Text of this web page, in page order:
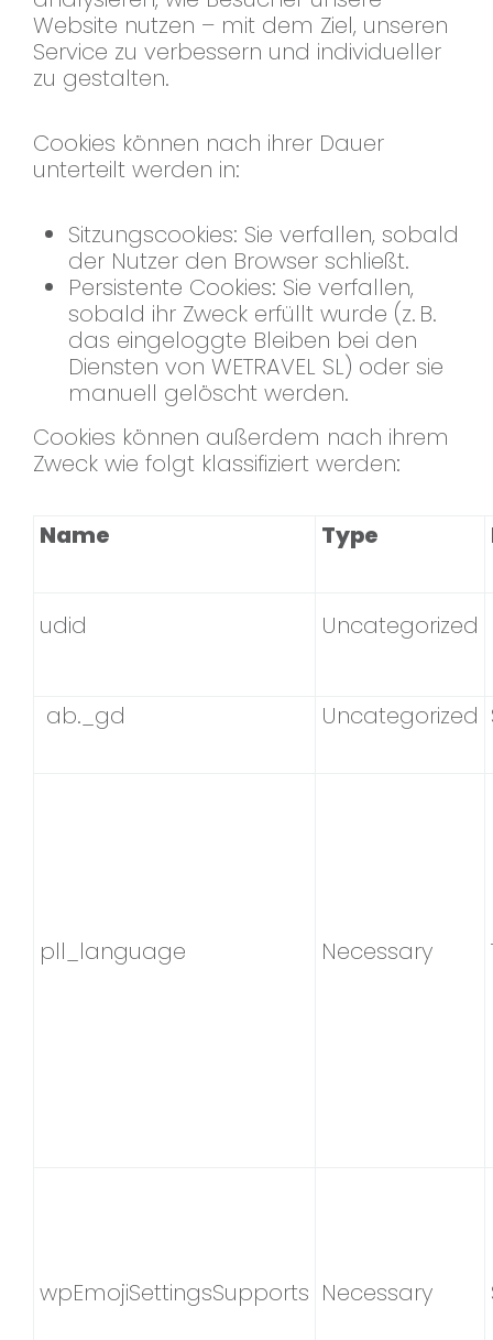
Website nutzen – mit dem Ziel, unseren
Service zu verbessern und individueller
zu gestalten.
Cookies können nach ihrer Dauer
unterteilt werden in:
Sitzungscookies: Sie verfallen, sobald
der Nutzer den Browser schließt.
Persistente Cookies: Sie verfallen,
sobald ihr Zweck erfüllt wurde (z. B.
das eingeloggte Bleiben bei den
Diensten von WETRAVEL SL) oder sie
manuell gelöscht werden.
Cookies können außerdem nach ihrem
Zweck wie folgt klassifiziert werden:
Name Type
udid Uncategorized
ab._gd Uncategorized
pll_language Necessary
wpEmojiSettingsSupports Necessary